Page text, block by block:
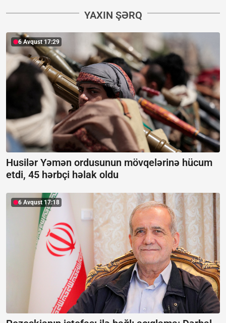
YAXIN ŞƏRQ
6 Avqust 17:29
Husilər Yəmən ordusunun mövqelərinə hücum
etdi, 45 hərbçi həlak oldu
6 Avqust 17:18